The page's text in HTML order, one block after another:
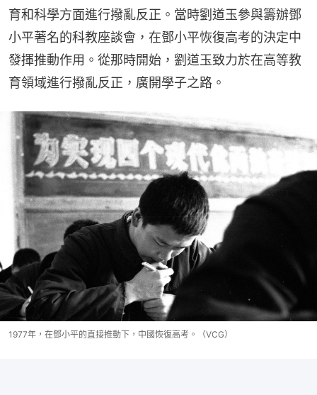
育和科學方面進行撥亂反正。當時劉道玉參與籌辦鄧
小平著名的科教座談會，在鄧小平恢復高考的決定中
發揮推動作用。從那時開始，劉道玉致力於在高等教
育領域進行撥亂反正，廣開學子之路。
1977年，在鄧小平的直接推動下，中國恢復高考。（VCG）